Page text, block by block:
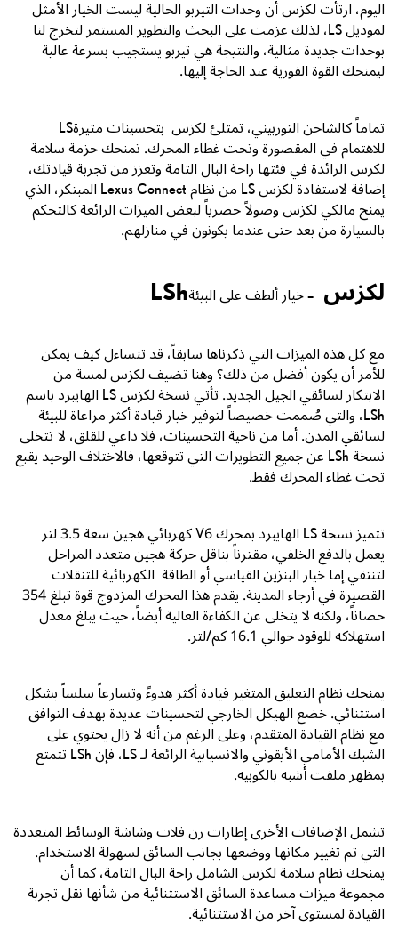
اليوم، ارتأت لكزس أن وحدات التيربو الحالية ليست الخيار الأمثل
لموديلLS، لذلك عزمت على البحث والتطوير المستمر لتخرج لنا
بوحدات جديدة مثالية، والنتيجة هي تيربو يستجيب بسرعة عالية
ليمنحك القوة الفورية عند الحاجة إليها.
تماماً كالشاحن التوربيني، تمتلئلكزس LS بتحسينات مثيرة
للاهتمام في المقصورة وتحت غطاء المحرك. تمنحك حزمة سلامة
لكزس الرائدة في فئتها راحة البال التامة وتعزز من تجربة قيادتك،
إضافة لاستفادة لكزسLSمن نظامLexus Connectالمبتكر، الذي
يمنح مالكي لكزس وصولاً حصرياً لبعض الميزات الرائعة كالتحكم
بالسيارة من بعد حتى عندما يكونون في منازلهم.
لكزس LSh – خيار ألطف على البيئة
مع كل هذه الميزات التي ذكرناها سابقاً، قد تتساءل كيف يمكن
للأمر أن يكون أفضل من ذلك؟ وهنا تضيف لكزس لمسة من
الابتكار لسائقي الجيل الجديد. تأتي نسخة لكزسLSالهايبرد باسم
LSh، والتي صُممت خصيصاً لتوفير خيار قيادة أكثر مراعاة للبيئة
لسائقي المدن. أما من ناحية التحسينات، فلا داعي للقلق، لا تتخلى
نسخةLShعن جميع التطويرات التي تتوقعها، فالاختلاف الوحيد يقبع
تحت غطاء المحرك فقط.
تتميز نسخةLSالهايبرد بمحركV6كهربائي هجين سعة3.5لتر
يعمل بالدفع الخلفي، مقترناً بناقل حركة هجين متعدد المراحل
لتنتقي إما خيار البنزين القياسي أو الطاقة الكهربائية للتنقلات
القصيرة في أرجاء المدينة. يقدم هذا المحرك المزدوج قوة تبلغ354
حصاناً، ولكنه لا يتخلى عن الكفاءة العالية أيضاً، حيث يبلغ معدل
استهلاكه للوقود حوالي 16.1كم/لتر.
يمنحك نظام التعليق المتغير قيادة أكثر هدوءً وتسارعاً سلساً بشكل
استثنائي. خضع الهيكل الخارجي لتحسينات عديدة بهدف التوافق
مع نظام القيادة المتقدم، وعلى الرغم من أنه لا زال يحتوي على
الشبك الأمامي الأيقوني والانسيابية الرائعة لـLS، فإنLShتتمتع
بمظهر ملفت أشبه بالكوبيه.
تشمل الإضافات الأخرى إطارات رن فلات وشاشة الوسائط المتعددة
التي تم تغيير مكانها ووضعها بجانب السائق لسهولة الاستخدام.
يمنحك نظام سلامة لكزس الشامل راحة البال التامة، كما أن
مجموعة ميزات مساعدة السائق الاستثنائية من شأنها نقل تجربة
القيادة لمستوى آخر من الاستثنائية.